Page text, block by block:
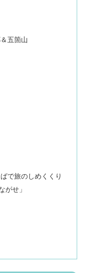
五箇山
で旅のしめくくり
がせ」